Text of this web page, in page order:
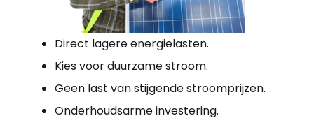
Direct lagere energielasten.
Kies voor duurzame stroom.
Geen last van stijgende stroomprijzen.
Onderhoudsarme investering.